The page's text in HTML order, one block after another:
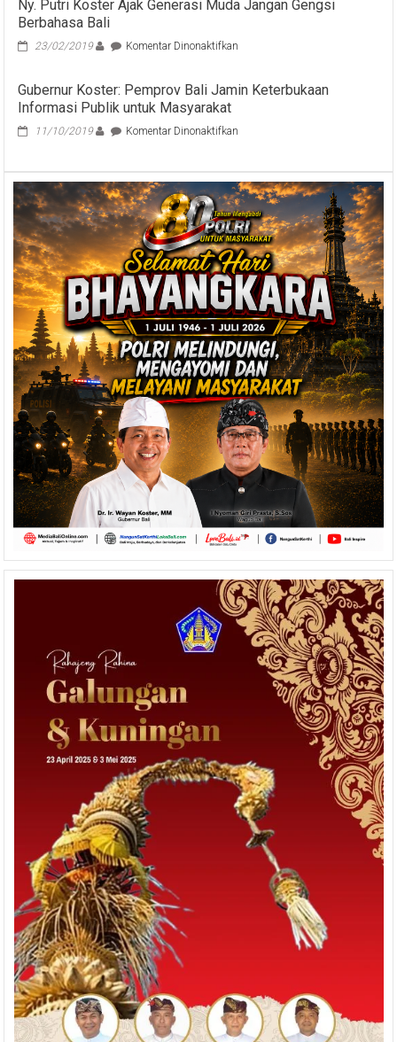
Ny. Putri Koster Ajak Generasi Muda Jangan Gengsi
Berbahasa Bali
23/02/2019 Komentar Dinonaktifkan
Koster
Gengsi
Berbahasa
Bali
Gubernur Koster: Pemprov Bali Jamin Keterbukaan
Informasi Publik untuk Masyarakat
11/10/2019 Komentar Dinonaktifkan
Bali
Jamin
Keterbukaan
Informasi
Publik
untuk
Masyarakat